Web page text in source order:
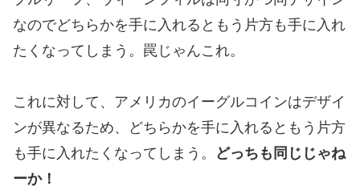
なのでどちらかを手に入れるともう片方も手に入れ
たくなってしまう。罠じゃんこれ。
これに対して、アメリカのイーグルコインはデザイ
ンが異なるため、どちらかを手に入れるともう片方
も手に入れたくなってしまう。
どっちも同じじゃね
ーか！